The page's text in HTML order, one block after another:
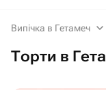
Випічка в Гетамеч
Торти в